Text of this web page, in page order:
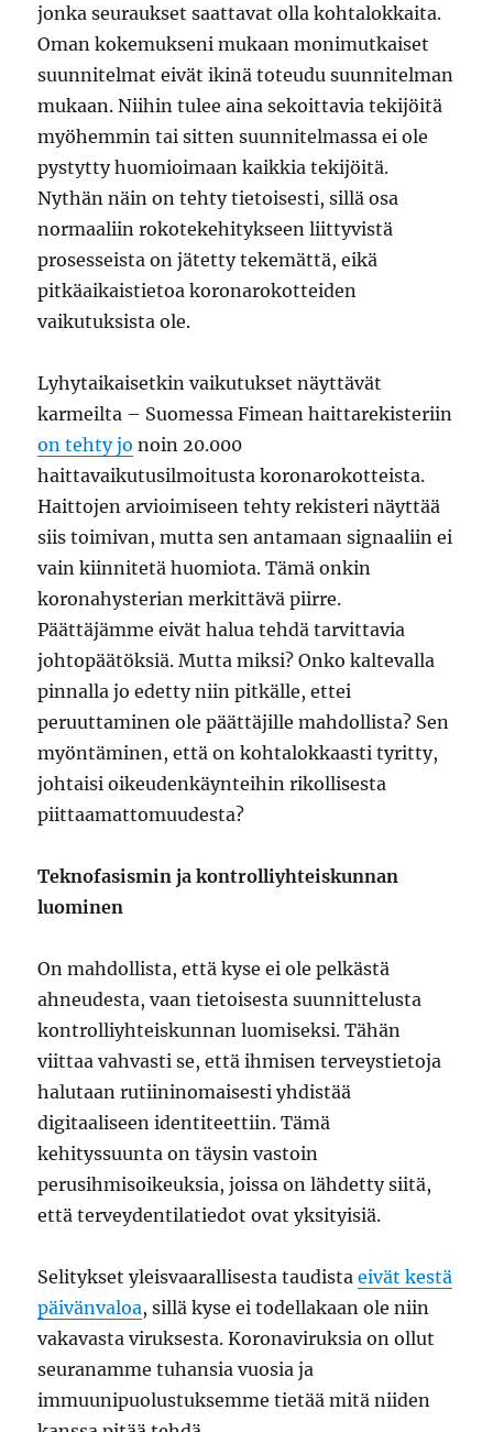
jonka seuraukset saattavat olla kohtalokkaita.
Oman kokemukseni mukaan monimutkaiset
suunnitelmat eivät ikinä toteudu suunnitelman
mukaan. Niihin tulee aina sekoittavia tekijöitä
myöhemmin tai sitten suunnitelmassa ei ole
pystytty huomioimaan kaikkia tekijöitä.
Nythän näin on tehty tietoisesti, sillä osa
normaaliin rokotekehitykseen liittyvistä
prosesseista on jätetty tekemättä, eikä
pitkäaikaistietoa koronarokotteiden
vaikutuksista ole.
Lyhytaikaisetkin vaikutukset näyttävät
karmeilta – Suomessa Fimean haittarekisteriin
on tehty jo noin 20.000
haittavaikutusilmoitusta koronarokotteista.
Haittojen arvioimiseen tehty rekisteri näyttää
siis toimivan, mutta sen antamaan signaaliin ei
vain kiinnitetä huomiota. Tämä onkin
koronahysterian merkittävä piirre.
Päättäjämme eivät halua tehdä tarvittavia
johtopäätöksiä. Mutta miksi? Onko kaltevalla
pinnalla jo edetty niin pitkälle, ettei
peruuttaminen ole päättäjille mahdollista? Sen
myöntäminen, että on kohtalokkaasti tyritty,
johtaisi oikeudenkäynteihin rikollisesta
piittaamattomuudesta?
Teknofasismin ja kontrolliyhteiskunnan
luominen
On mahdollista, että kyse ei ole pelkästä
ahneudesta, vaan tietoisesta suunnittelusta
kontrolliyhteiskunnan luomiseksi. Tähän
viittaa vahvasti se, että ihmisen terveystietoja
halutaan rutiininomaisesti yhdistää
digitaaliseen identiteettiin. Tämä
kehityssuunta on täysin vastoin
perusihmisoikeuksia, joissa on lähdetty siitä,
että terveydentilatiedot ovat yksityisiä.
Selitykset yleisvaarallisesta taudistaeivät kestä
päivänvaloa, sillä kyse ei todellakaan ole niin
vakavasta viruksesta. Koronaviruksia on ollut
seuranamme tuhansia vuosia ja
immuunipuolustuksemme tietää mitä niiden